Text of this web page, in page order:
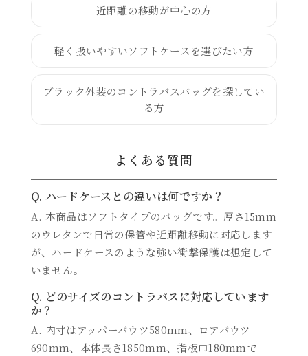
近距離の移動が中心の方
軽く扱いやすいソフトケースを選びたい方
ブラック外装のコントラバスバッグを探してい
る方
よくある質問
Q. ハードケースとの違いは何ですか？
A. 本商品はソフトタイプのバッグです。厚さ15mm
のウレタンで日常の保管や近距離移動に対応します
が、ハードケースのような強い衝撃保護は想定して
いません。
Q. どのサイズのコントラバスに対応しています
か？
A. 内寸はアッパーバウツ580mm、ロアバウツ
690mm、本体長さ1850mm、指板巾180mmで